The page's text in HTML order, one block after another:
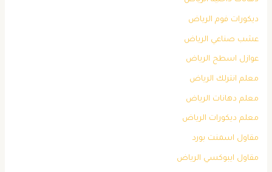
ديكورات فوم الرياض
عشب صناعي الرياض
عوازل اسطح الرياض
معلم انترلك الرياض
معلم دهانات الرياض
معلم ديكورات الرياض
مقاول اسمنت بورد
مقاول ايبوكسي الرياض